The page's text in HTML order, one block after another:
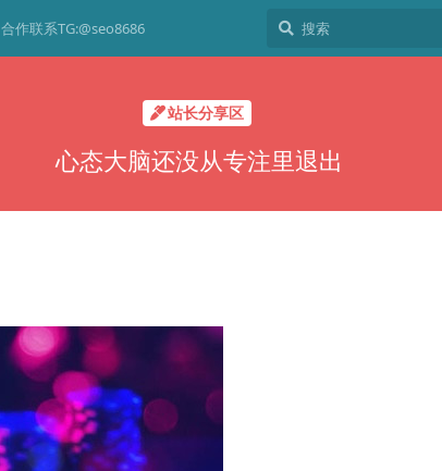
合作联系TG:@seo8686
站长分享区
心态大脑还没从专注里退出